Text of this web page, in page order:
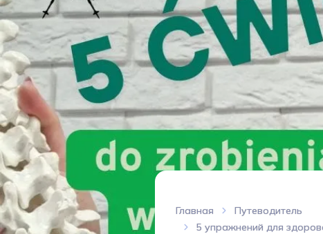
Главная
Путеводитель
5 упражнений для